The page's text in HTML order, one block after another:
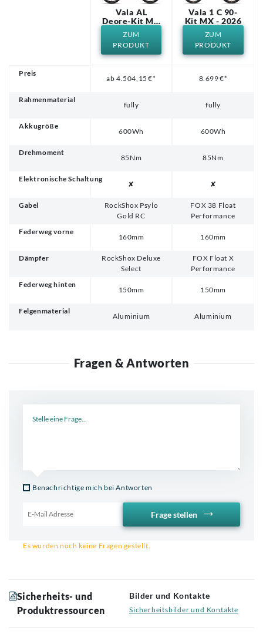
Vala AL
Deore-Kit MX
ZUM
PRODUKT
Vala 1 C 90-
Kit MX - 2026
ZUM
PRODUKT
Preis
ab 4.504,15 €* 8.699 €*
Rahmenmaterial
fully fully
Akkugröße
600Wh 600Wh
Drehmoment
85Nm 85Nm
Elektronische Schaltung
✘ ✘
Gabel
RockShox Psylo
Gold RC
FOX 38 Float
Performance
Federweg vorne
160mm 160mm
Dämpfer
RockShox Deluxe
Select
FOX Float X
Performance
Federweg hinten
150mm 150mm
Felgenmaterial
Aluminium Aluminium
Fragen & Antworten
Benachrichtige mich bei Antworten
Frage stellen
Es wurden noch keine Fragen gestellt.
Sicherheits- und
Produktressourcen
Bilder und Kontakte
Sicherheitsbilder und Kontakte